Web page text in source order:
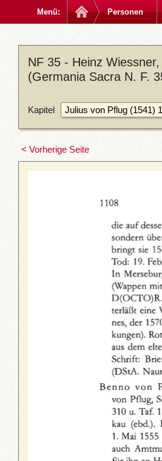
Menü: Personen
NF 35 - Heinz
(Germania Sacra N. F.
Kapitel
< Vorherige Seite